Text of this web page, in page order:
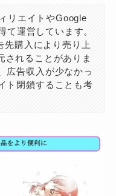
リエイトやGoogle
運営しています。
先購入により売り上
されることがありま
広告収入が少なかっ
ト閉鎖することも考